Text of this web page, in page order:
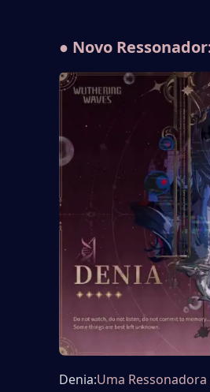
● Novo
Denia:Uma